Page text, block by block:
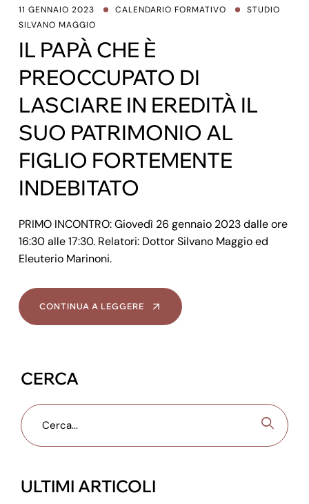
11 GENNAIO 2023 CALENDARIO FORMATIVO
STUDIO
SILVANO MAGGIO
IL PAPÀ CHE È
PREOCCUPATO DI
LASCIARE IN EREDITÀ IL
SUO PATRIMONIO AL
FIGLIO FORTEMENTE
INDEBITATO
PRIMO INCONTRO: Giovedì 26 gennaio 2023 dalle ore
16:30 alle 17:30. Relatori: Dottor Silvano Maggio ed
Eleuterio Marinoni.
CONTINUA A LEGGERE
CERCA
ULTIMI ARTICOLI